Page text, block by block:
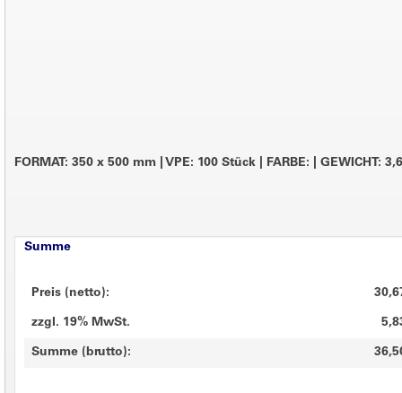
FORMAT: 350 x 500 mm VPE: 100 Stück FARBE: GEWICHT:
Summe
Preis (netto):
zzgl. 19% MwSt.
Summe (brutto):